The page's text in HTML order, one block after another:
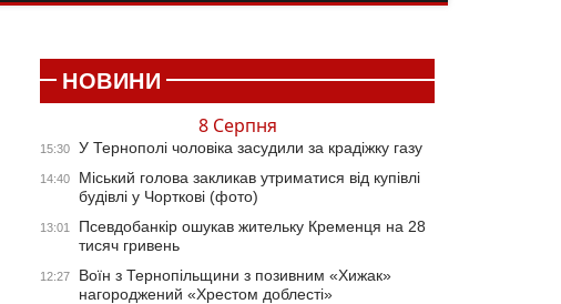
НОВИНИ
8 Серпня
15:30 У Тернополі чоловіка засудили за крадіжку газу
14:40
Міський голова закликав утриматися від купівлі
будівлі у Чорткові (фото)
13:01
Псевдобанкір ошукав жительку Кременця на 28
тисяч гривень
12:27
Воїн з Тернопільщини з позивним «Хижак»
нагороджений «Хрестом доблесті»